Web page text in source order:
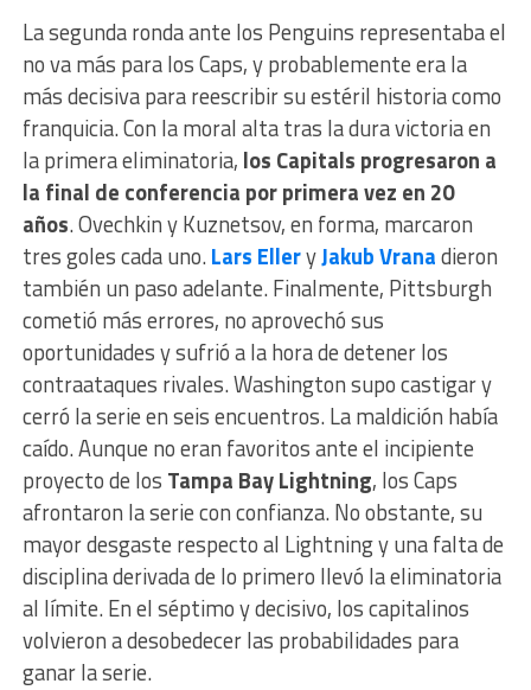
La segunda ronda ante los Penguins representaba el
no va más para los Caps, y probablemente era la
más decisiva para reescribir su estéril historia como
franquicia. Con la moral alta tras la dura victoria en
la primera eliminatoria, los Capitals progresaron a
la final de conferencia por primera vez en 20
años. Ovechkin y Kuznetsov, en forma, marcaron
tres goles cada uno.Lars ElleryJakub Vranadieron
también un paso adelante. Finalmente, Pittsburgh
cometió más errores, no aprovechó sus
oportunidades y sufrió a la hora de detener los
contraataques rivales. Washington supo castigar y
cerró la serie en seis encuentros. La maldición había
caído. Aunque no eran favoritos ante el incipiente
proyecto de los Tampa Bay Lightning, los Caps
afrontaron la serie con confianza. No obstante, su
mayor desgaste respecto al Lightning y una falta de
disciplina derivada de lo primero llevó la eliminatoria
al límite. En el séptimo y decisivo, los capitalinos
volvieron a desobedecer las probabilidades para
ganar la serie.